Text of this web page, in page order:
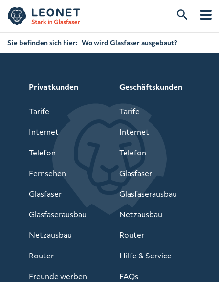
Sie befinden sich hier: Wo wird Glasfaser ausgebaut?
Privatkunden
Tarife
Internet
Telefon
Fernsehen
Glasfaser
Glasfaserausbau
Netzausbau
Router
Freunde werben
Geschäftskunden
Tarife
Internet
Telefon
Glasfaser
Glasfaserausbau
Netzausbau
Router
Hilfe & Service
FAQs